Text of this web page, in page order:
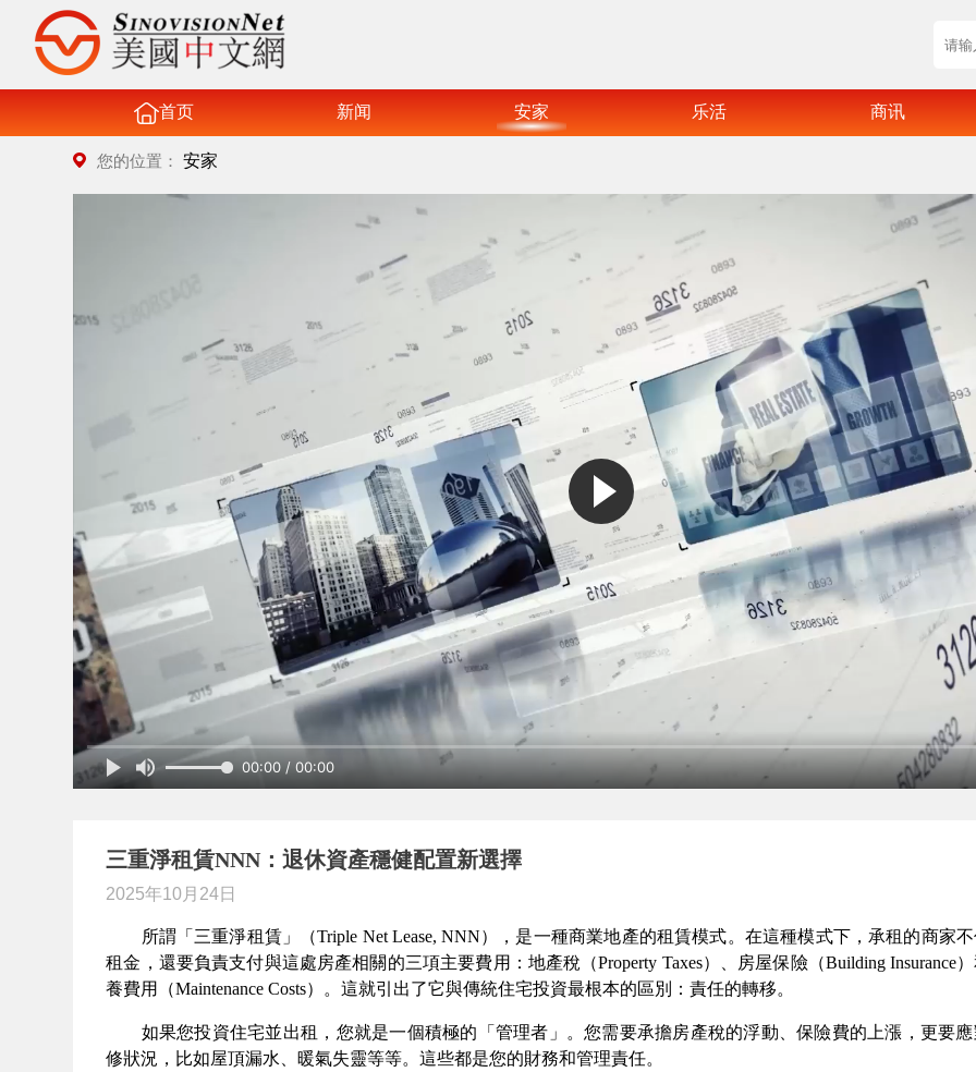
首页 新闻 安家 乐活 商讯
您的位置：安家
00:00 / 00:00
三重淨租賃NNN：退休資產穩健配置新選擇
2025年10月24日
所謂「三重淨租賃」（Triple Net Lease, NNN），是一種商業地產的租賃模式。在這種模式下，承租的商家
租金，還要負責支付與這處房產相關的三項主要費用：地產稅（Property Taxes）、房屋保險（Building Insurance
養費用（Maintenance Costs）。這就引出了它與傳統住宅投資最根本的區別：責任的轉移。
如果您投資住宅並出租，您就是一個積極的「管理者」。您需要承擔房產稅的浮動、保險費的上漲，更要應
修狀況，比如屋頂漏水、暖氣失靈等等。這些都是您的財務和管理責任。